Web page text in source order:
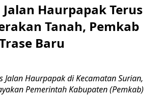
Haurpapak Terus
Tanah, Pemkab
Baru
Jalan Haurpapak di Kecamatan Surian,
Pemerintah Kabupaten (Pemkab)